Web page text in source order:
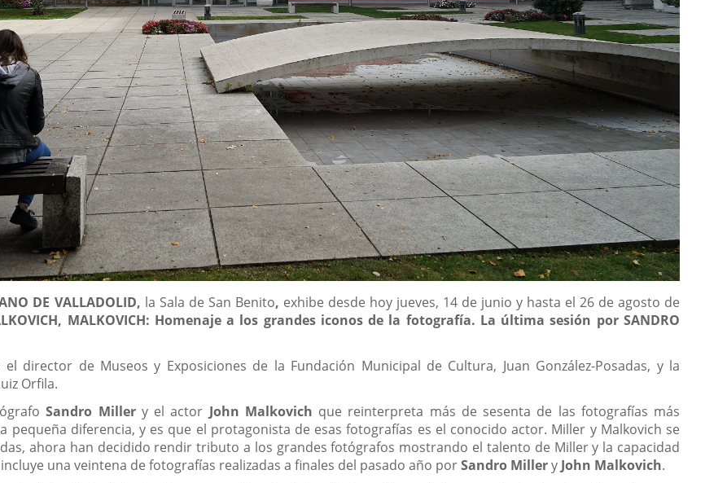
DE VALLADOLID, la Sala de San Benito, exhibe desde hoy jueves, 14 de junio y hasta el 26 de agosto de
MALKOVICH: Homenaje a los grandes iconos de la fotografía. La última sesión por SANDRO
director de Museos y Exposiciones de la Fundación Municipal de Cultura, Juan González-Posadas, y la
Orfila.
Sandro Millery el actor John Malkovich que reinterpreta más de sesenta de las fotografías más
pequeña diferencia, y es que el protagonista de esas fotografías es el conocido actor. Miller y Malkovich se
ahora han decidido rendir tributo a los grandes fotógrafos mostrando el talento de Miller y la capacidad
una veintena de fotografías realizadas a finales del pasado año porSandro MilleryJohn Malkovich.